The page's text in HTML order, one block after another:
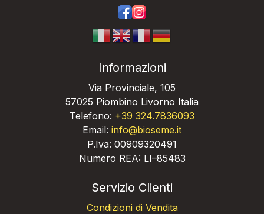
Informazioni
Via Provinciale, 105
57025 Piombino Livorno Italia
Telefono: +39 324.7836093
Email: info@bioseme.it
P.Iva: 00909320491
Numero REA: LI–85483
Servizio Clienti
Condizioni di Vendita